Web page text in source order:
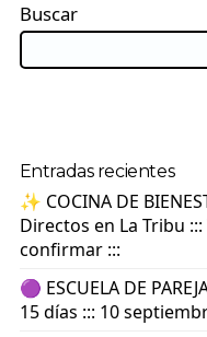
Buscar
Entradas recientes
✨ COCINA DE
Directos en La Tribu
confirmar :::
🟣 ESCUELA DE
15 días ::: 10